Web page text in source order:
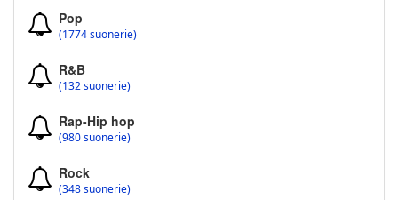
Pop
(1774 suonerie)
R&B
(132 suonerie)
Rap-Hip hop
(980 suonerie)
Rock
(348 suonerie)